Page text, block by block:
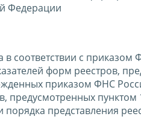
Федерации
в соответствии с
форм реестров,
приказом ФНС
предусмотренных пунктом
представления